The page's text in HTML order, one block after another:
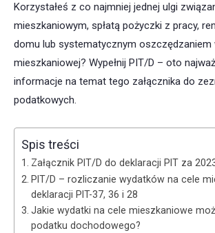
Korzystałeś z co najmniej jednej ulgi
mieszkaniowym, spłatą pożyczki z pracy,
domu lub systematycznym oszczędzaniem
mieszkaniowej? Wypełnij PIT/D – oto
informacje na temat tego załącznika do
podatkowych.
Spis treści
Załącznik PIT/D do deklaracji PIT za
PIT/D – rozliczanie wydatków na cele
deklaracji PIT-37, 36 i 28
Jakie wydatki na cele mieszkaniowe
podatku dochodowego?